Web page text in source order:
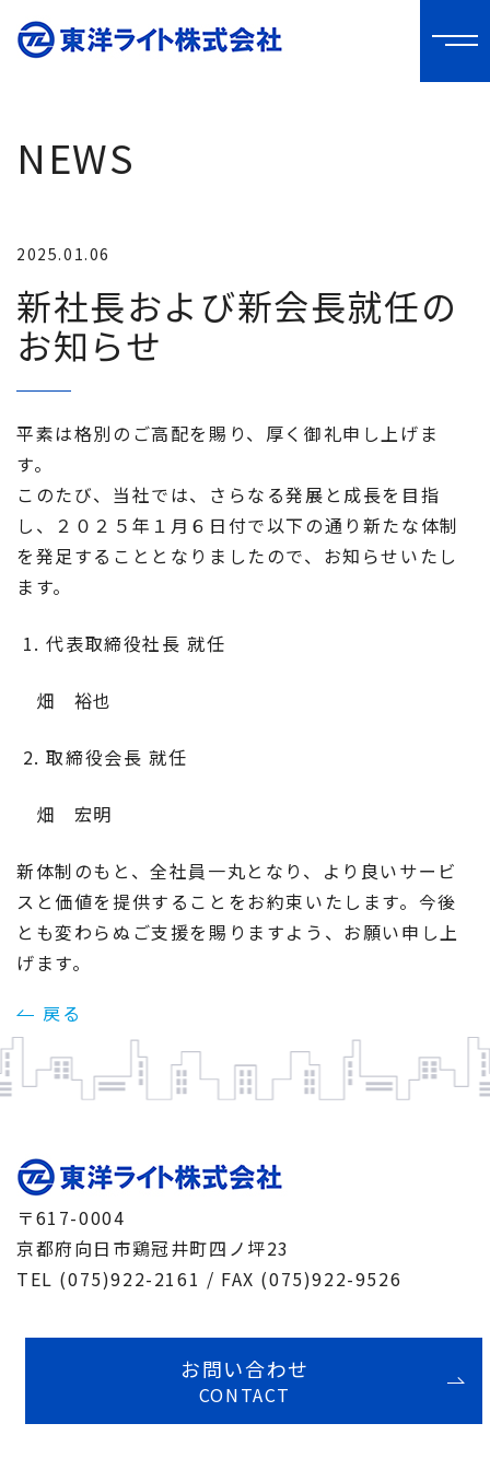
NEWS
2025.01.06
新社長および新会長就任の
お知らせ
平素は格別のご高配を賜り、厚く御礼申し上げま
す。
このたび、当社では、さらなる発展と成長を目指
し、２０２５年１月６日付で以下の通り新たな体制
を発足することとなりましたので、お知らせいたし
ます。
1. 代表取締役社長 就任
畑 裕也
2. 取締役会長 就任
畑 宏明
新体制のもと、全社員一丸となり、より良いサービ
スと価値を提供することをお約束いたします。今後
とも変わらぬご支援を賜りますよう、お願い申し上
げます。
戻る
〒617-0004
京都府向日市鶏冠井町四ノ坪23
TEL (075)922-2161 / FAX (075)922-9526
お問い合わせ
CONTACT